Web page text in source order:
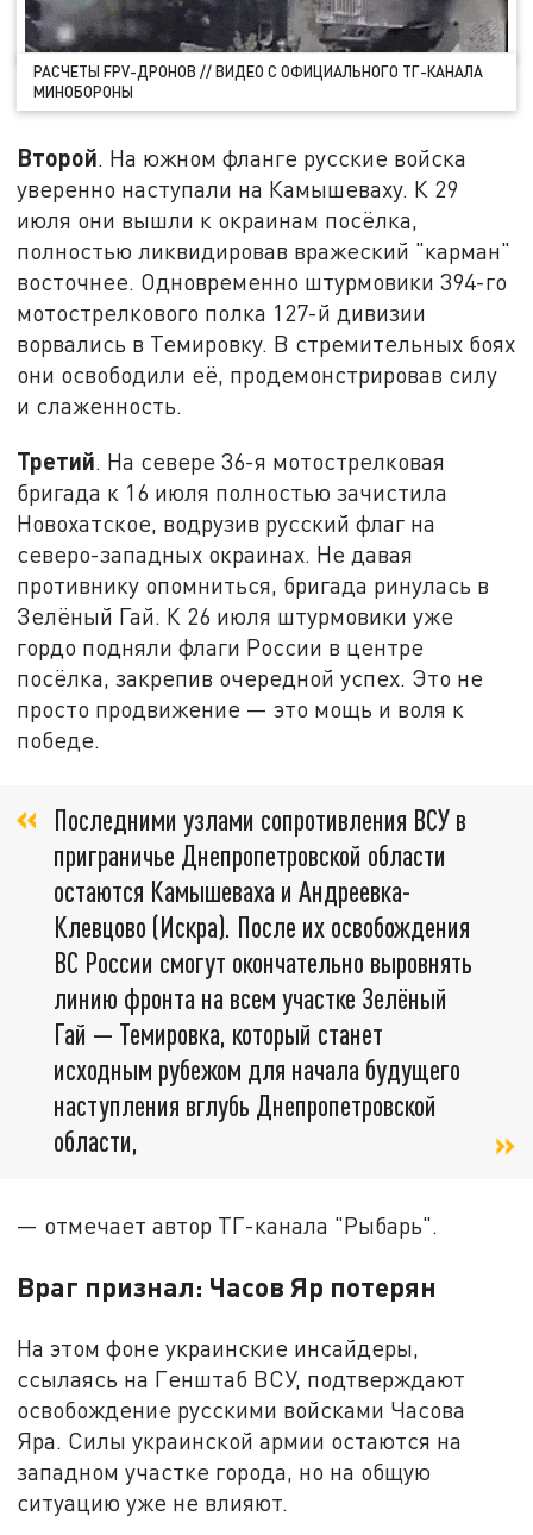
РАСЧЕТЫ FPV-ДРОНОВ // ВИДЕО С ОФИЦИАЛЬНОГО ТГ-КАНАЛА
МИНОБОРОНЫ
Второй. На южном фланге русские войска
уверенно наступали на Камышеваху. К 29
июля они вышли к окраинам посёлка,
полностью ликвидировав вражеский "карман"
восточнее. Одновременно штурмовики 394-го
мотострелкового полка 127-й дивизии
ворвались в Темировку. В стремительных боях
они освободили её, продемонстрировав силу
и слаженность.
Третий. На севере 36-я мотострелковая
бригада к 16 июля полностью зачистила
Новохатское, водрузив русский флаг на
северо-западных окраинах. Не давая
противнику опомниться, бригада ринулась в
Зелёный Гай. К 26 июля штурмовики уже
гордо подняли флаги России в центре
посёлка, закрепив очередной успех. Это не
просто продвижение — это мощь и воля к
победе.
Последними узлами сопротивления ВСУ в
приграничье Днепропетровской области
остаются Камышеваха и Андреевка-
Клевцово (Искра). После их освобождения
ВС России смогут окончательно выровнять
линию фронта на всем участке Зелёный
Гай — Темировка, который станет
исходным рубежом для начала будущего
наступления вглубь Днепропетровской
области,
— отмечает автор ТГ-канала "Рыбарь".
Враг признал: Часов Яр потерян
На этом фоне украинские инсайдеры,
ссылаясь на Генштаб ВСУ, подтверждают
освобождение русскими войсками Часова
Яра. Силы украинской армии остаются на
западном участке города, но на общую
ситуацию уже не влияют.